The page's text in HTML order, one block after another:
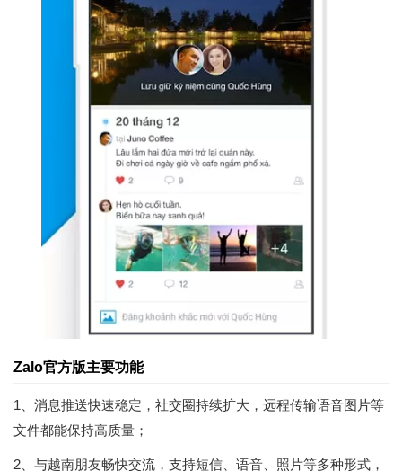
Zalo官方版主要功能
1、消息推送快速稳定，社交圈持续扩大，远程传输语音图片等
文件都能保持高质量；
2、与越南朋友畅快交流，支持短信、语音、照片等多种形式，